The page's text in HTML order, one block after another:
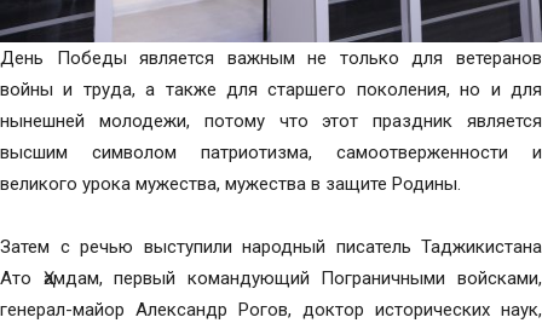
День Победы является важным не только для ветеранов
войны и труда, а также для старшего поколения, но и для
нынешней молодежи, потому что этот праздник является
высшим символом патриотизма, самоотверженности и
великого урока мужества, мужества в защите Родины.
Затем с речью выступили народный писатель Таджикистана
Ато Ҳамдам, первый командующий Пограничными войсками,
генерал-майор Александр Рогов, доктор исторических наук,